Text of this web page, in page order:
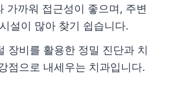
가까워 접근성이 좋으며, 주변
설이 많아 찾기 쉽습니다.
장비를 활용한 정밀 진단과 치
점으로 내세우는 치과입니다.